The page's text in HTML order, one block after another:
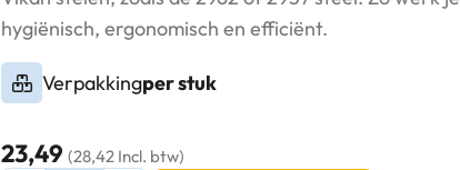
hygiënisch, ergonomisch en efficiënt.
Verpakkingper stuk
23,49(28,42 Incl. btw)